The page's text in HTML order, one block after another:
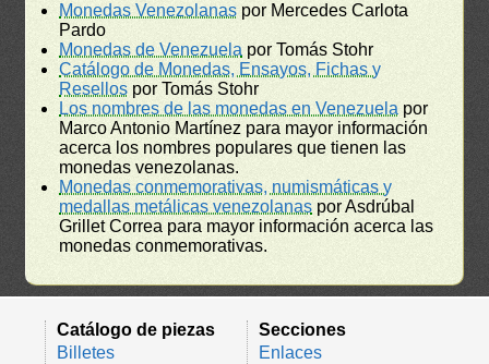
Monedas Venezolanas por Mercedes Carlota
Pardo
Monedas de Venezuela por Tomás Stohr
Catálogo de Monedas, Ensayos, Fichas y
Resellos por Tomás Stohr
Los nombres de las monedas en Venezuela por
Marco Antonio Martínez para mayor información
acerca los nombres populares que tienen las
monedas venezolanas.
Monedas conmemorativas, numismáticas y
medallas metálicas venezolanas por Asdrúbal
Grillet Correa para mayor información acerca las
monedas conmemorativas.
Catálogo de piezas
Billetes
Secciones
Enlaces